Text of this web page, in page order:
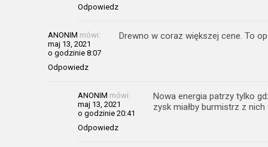
Odpowiedz
ANONIM mówi:
maj 13, 2021
o godzinie 8:07
Odpowiedz
Drewno w coraz większej cene. To
ANONIM mówi:
maj 13, 2021
o godzinie 20:41
Odpowiedz
Nowa energia patrzy tylko
zysk miałby burmistrz z